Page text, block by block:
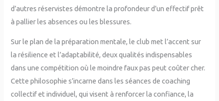
d’autres réservistes démontre la profondeur d’un effectif prêt
à pallier les absences ou les blessures.
Sur le plan de la préparation mentale, le club met l’accent sur
la résilience et l’adaptabilité, deux qualités indispensables
dans une compétition où le moindre faux pas peut coûter cher.
Cette philosophie s’incarne dans les séances de coaching
collectif et individuel, qui visent à renforcer la confiance, la